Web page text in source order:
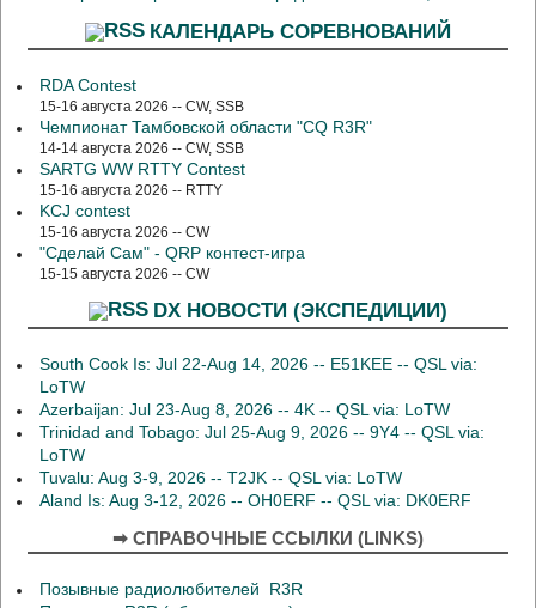
КАЛЕНДАРЬ СОРЕВНОВАНИЙ
RDA Contest
15-16 августа 2026 -- CW, SSB
Чемпионат Тамбовской области "CQ R3R"
14-14 августа 2026 -- CW, SSB
SARTG WW RTTY Contest
15-16 августа 2026 -- RTTY
KCJ contest
15-16 августа 2026 -- CW
"Сделай Сам" - QRP контест-игра
15-15 августа 2026 -- CW
DX НОВОСТИ (ЭКСПЕДИЦИИ)
South Cook Is: Jul 22-Aug 14, 2026 -- E51KEE -- QSL via:
LoTW
Azerbaijan: Jul 23-Aug 8, 2026 -- 4K -- QSL via: LoTW
Trinidad and Tobago: Jul 25-Aug 9, 2026 -- 9Y4 -- QSL via:
LoTW
Tuvalu: Aug 3-9, 2026 -- T2JK -- QSL via: LoTW
Aland Is: Aug 3-12, 2026 -- OH0ERF -- QSL via: DK0ERF
➡ СПРАВОЧНЫЕ ССЫЛКИ (LINKS)
Позывные радиолюбителей R3R